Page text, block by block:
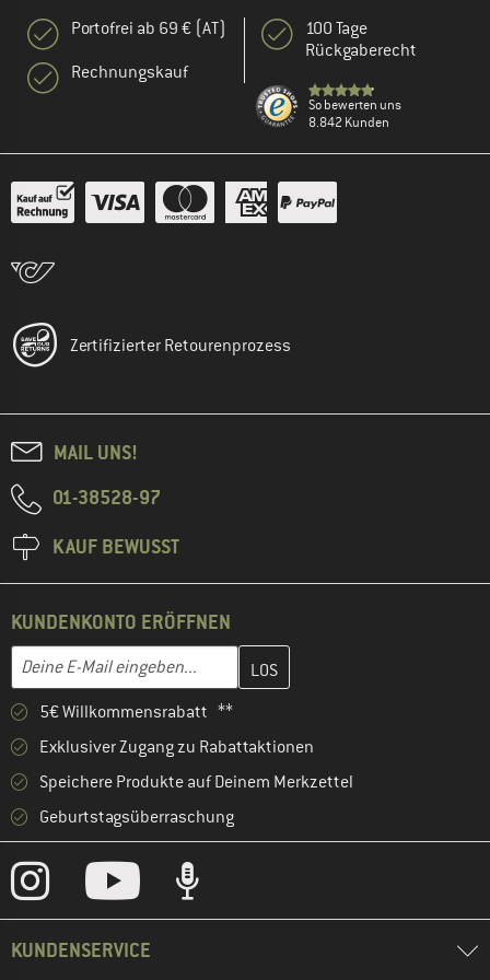
Portofrei ab 69 € (AT)
Rechnungskauf
100 Tage
Rückgaberecht
So bewerten uns
8.842 Kunden
Zertifizierter Retourenprozess
MAIL UNS!
01-38528-97
KAUF BEWUSST
KUNDENKONTO ERÖFFNEN
E-Mail-Adresse
Gib hier deine E-Mail-Adresse ein und erstelle im nächsten
5€ Willkommensrabatt **
Exklusiver Zugang zu Rabattaktionen
Speichere Produkte auf Deinem Merkzettel
Geburtstagsüberraschung
KUNDENSERVICE